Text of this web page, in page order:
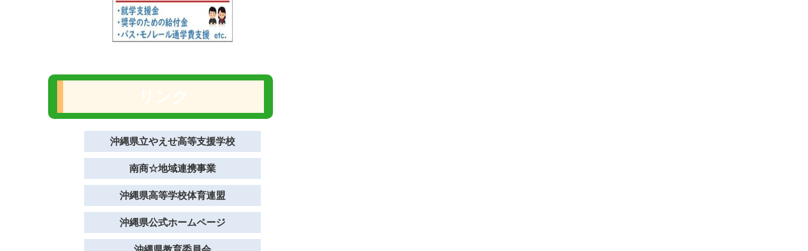
沖縄県立やえせ高等支援学校
南商☆地域連携事業
沖縄県高等学校体育連盟
沖縄県公式ホームページ